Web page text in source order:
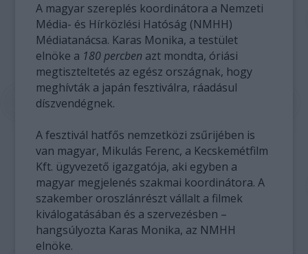
A magyar szereplés koordinátora a Nemzeti
Média- és Hírközlési Hatóság (NMHH)
Médiatanácsa. Karas Monika, a testület
elnöke a 180 percben azt mondta, óriási
megtiszteltetés az egész országnak, hogy
meghívták a japán fesztiválra, ráadásul
díszvendégnek.
A fesztivál hatfős nemzetközi zsűrijében is
van magyar, Mikulás Ferenc, a Kecskemétfilm
Kft. ügyvezető igazgatója, aki egyben a
magyar megjelenés szakmai koordinátora. A
szakember oroszlánrészt vállalt a filmek
kiválogatásában és a szervezésben –
hangsúlyozta Karas Monika, az NMHH
elnöke.